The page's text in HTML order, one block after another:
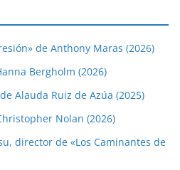
de Anthony Maras (2026)
Bergholm (2026)
Alauda Ruiz de Azúa (2025)
Nolan (2026)
director de «Los Caminantes de